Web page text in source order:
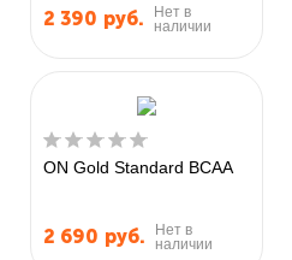
2 390 руб.
Нет в
наличии
ON Gold Standard BCAA
2 690 руб.
Нет в
наличии